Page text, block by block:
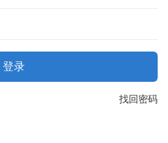
登录
找回密码